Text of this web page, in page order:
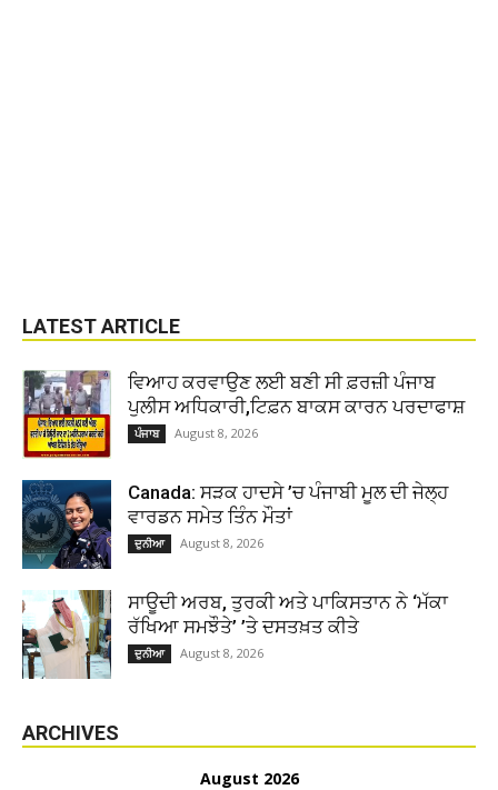
LATEST ARTICLE
ਵਿਆਹ ਕਰਵਾਉਣ ਲਈ ਬਣੀ ਸੀ ਫ਼ਰਜ਼ੀ ਪੰਜਾਬ
ਪੁਲੀਸ ਅਧਿਕਾਰੀ,ਟਿਫ਼ਨ ਬਾਕਸ ਕਾਰਨ ਪਰਦਾਫਾਸ਼
ਪੰਜਾਬ August 8, 2026
Canada: ਸੜਕ ਹਾਦਸੇ ’ਚ ਪੰਜਾਬੀ ਮੂਲ ਦੀ ਜੇਲ੍ਹ
ਵਾਰਡਨ ਸਮੇਤ ਤਿੰਨ ਮੌਤਾਂ
ਦੁਨੀਆ August 8, 2026
ਸਾਊਦੀ ਅਰਬ, ਤੁਰਕੀ ਅਤੇ ਪਾਕਿਸਤਾਨ ਨੇ ‘ਮੱਕਾ
ਰੱਖਿਆ ਸਮਝੌਤੇ’ ’ਤੇ ਦਸਤਖ਼ਤ ਕੀਤੇ
ਦੁਨੀਆ August 8, 2026
ARCHIVES
August 2026